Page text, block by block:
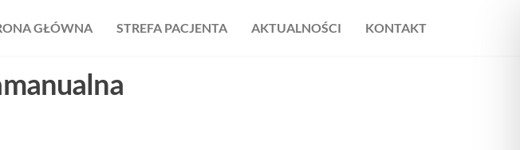
GŁÓWNA STREFA PACJENTA AKTUALNOŚCI KONTAKT